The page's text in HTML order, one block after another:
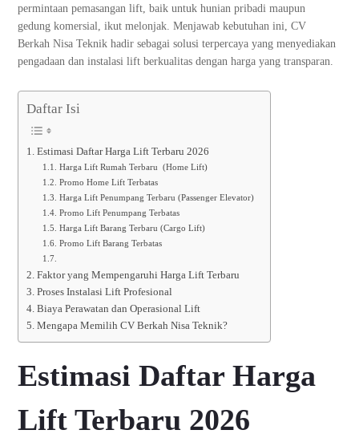
permintaan pemasangan lift, baik untuk hunian pribadi maupun
gedung komersial, ikut melonjak. Menjawab kebutuhan ini, CV
Berkah Nisa Teknik hadir sebagai solusi terpercaya yang menyediakan
pengadaan dan instalasi lift berkualitas dengan harga yang transparan.
Daftar Isi
Estimasi Daftar Harga Lift Terbaru 2026
Harga Lift Rumah Terbaru (Home Lift)
Promo Home Lift Terbatas
Harga Lift Penumpang Terbaru (Passenger Elevator)
Promo Lift Penumpang Terbatas
Harga Lift Barang Terbaru (Cargo Lift)
Promo Lift Barang Terbatas
Faktor yang Mempengaruhi Harga Lift Terbaru
Proses Instalasi Lift Profesional
Biaya Perawatan dan Operasional Lift
Mengapa Memilih CV Berkah Nisa Teknik?
Estimasi Daftar Harga
Lift Terbaru 2026